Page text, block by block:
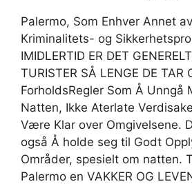
Palermo, Som Enhver Annet
Kriminalitets- og
IMIDLERTID ER DET
TURISTER SÅ LENGE DE TAR
ForholdsRegler Som Å Unngå
Natten, Ikke Aterlate
Være Klar over Omgivelsene.
også Å holde seg til Godt
Områder, spesielt om natten.
Palermo en VAKKER OG